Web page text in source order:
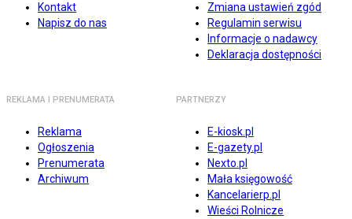
Kontakt
Napisz do nas
Zmiana ustawień zgód
Regulamin serwisu
Informacje o nadawcy
Deklaracja dostępności
REKLAMA I PRENUMERATA
Reklama
Ogłoszenia
Prenumerata
Archiwum
PARTNERZY
E-kiosk.pl
E-gazety.pl
Nexto.pl
Mała księgowość
Kancelarierp.pl
Wieści Rolnicze